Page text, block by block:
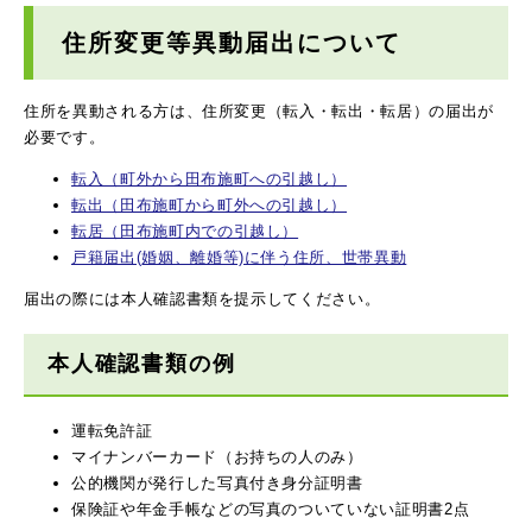
住所変更等異動届出について
住所を異動される方は、住所変更（転入・転出・転居）の届出が
必要です。
転入（町外から田布施町への引越し）
転出（田布施町から町外への引越し）
転居（田布施町内での引越し）
戸籍届出(婚姻、離婚等)に伴う住所、世帯異動
届出の際には本人確認書類を提示してください。
本人確認書類の例
運転免許証
マイナンバーカード（お持ちの人のみ）
公的機関が発行した写真付き身分証明書
保険証や年金手帳などの写真のついていない証明書2点